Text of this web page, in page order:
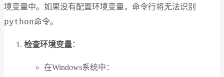
境变量中。如果没有配置环境变量，命令行将无法识别
python命令。
检查环境变量：
在Windows系统中：